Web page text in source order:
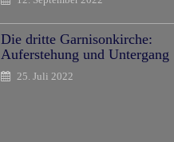
Die dritte Garnisonkirche:
Auferstehung und Untergang
25. Juli 2022